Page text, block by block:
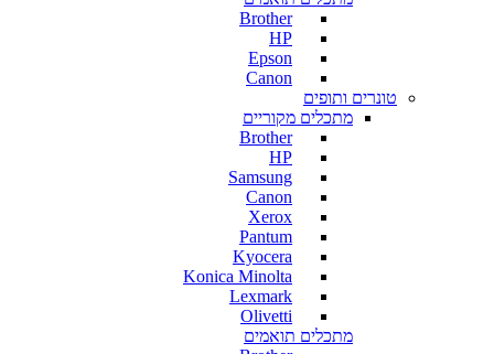
Brother
HP
Epson
Canon
טונרים ותופים
מתכלים מקוריים
Brother
HP
Samsung
Canon
Xerox
Pantum
Kyocera
Konica Minolta
Lexmark
Olivetti
מתכלים תואמים